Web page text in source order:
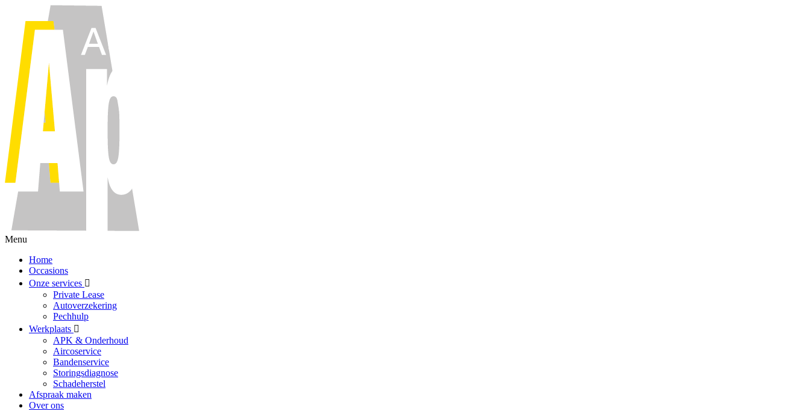
Menu
Home
Occasions
Onze services
Private Lease
Autoverzekering
Pechhulp
Werkplaats
APK & Onderhoud
Aircoservice
Bandenservice
Storingsdiagnose
Schadeherstel
Afspraak maken
Over ons